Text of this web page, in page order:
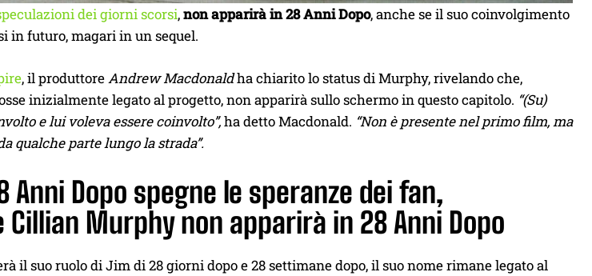
dei giorni scorsi,non apparirà in 28 Anni Dopo, anche se il suo coinvolgimento
in futuro, magari in un sequel.
, il produttoreAndrew Macdonaldha chiarito lo status di Murphy, rivelando che,
inizialmente legato al progetto, non apparirà sullo schermo in questo capitolo. “(Su)
e lui voleva essere coinvolto”,ha detto Macdonald. “Non è presente nel primo film, ma
qualche parte lungo la strada”.
Dopo spegne le speranze dei fan,
Murphy non apparirà in 28 Anni Dopo
il suo ruolo di Jim di 28 giorni dopo e 28 settimane dopo, il suo nome rimane legato al